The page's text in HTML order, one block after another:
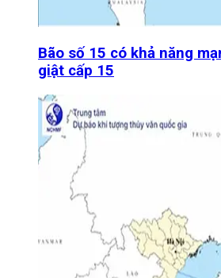
Bão số 15 có khả năng
giật cấp 15